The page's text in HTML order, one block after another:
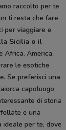
raccolto per te
ti resta che fare
per viaggiare e
Sicilia o il
Africa, America,
le esotiche
Se preferisci una
capoluogo
di storia
e una
ideale per te, dove